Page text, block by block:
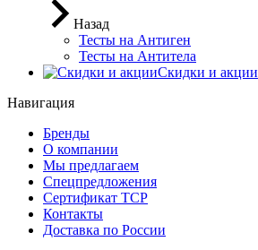
Назад
Тесты на Антиген
Тесты на Антитела
Скидки и акции
Навигация
Бренды
О компании
Мы предлагаем
Спецпредложения
Сертификат ТСР
Контакты
Доставка по России